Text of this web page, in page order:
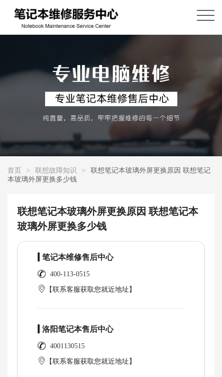
首页 > 联想故障知识 >
联想笔记本玻璃外屏更换原因 联想笔记
本玻璃外屏更换多少钱
联想笔记本玻璃外屏更换原因 联想笔记本
玻璃外屏更换多少钱
笔记本维修售后中心
400-113-0515
【联系客服获取您就近地址】
洛阳笔记本售后中心
4001130515
【联系客服获取您就近地址】